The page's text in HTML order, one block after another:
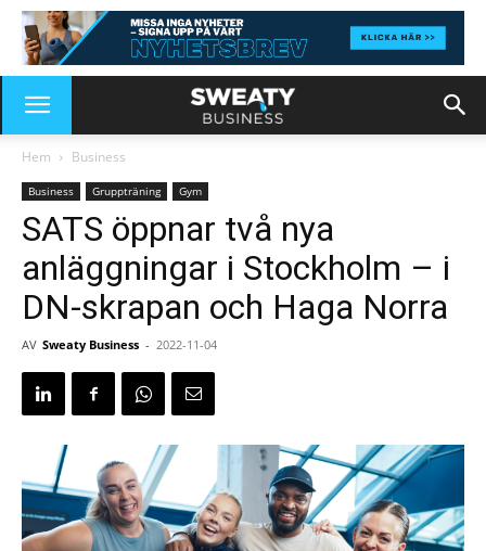
Hem Business
Business Gruppträning Gym
SATS öppnar två nya
anläggningar i Stockholm – i
DN-skrapan och Haga Norra
AV Sweaty Business - 2022-11-04